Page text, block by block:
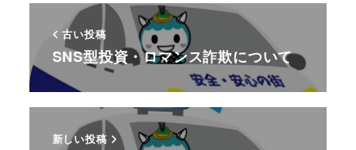
古い投稿
SNS型投資・ロマンス詐欺について
新しい投稿